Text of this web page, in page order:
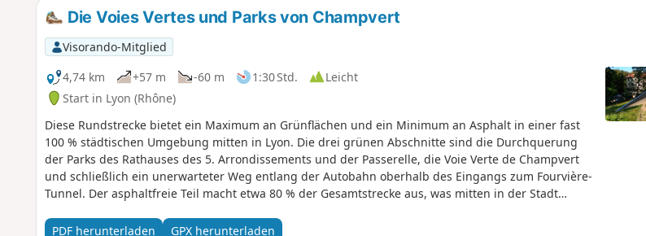
Die Voies Vertes und Parks von Champvert
Visorando-Mitglied
4,74 km
+57 m -60 m 1:30 Std.
Leicht
Start in Lyon (Rhône)
Diese Rundstrecke bietet ein Maximum an Grünflächen und ein Minimum an Asphalt in einer fast
100 % städtischen Umgebung mitten in Lyon. Die drei grünen Abschnitte sind die Durchquerung
der Parks des Rathauses des 5. Arrondissements und der Passerelle, die Voie Verte de Champvert
und schließlich ein unerwarteter Weg entlang der Autobahn oberhalb des Eingangs zum Fourvière-
Tunnel. Der asphaltfreie Teil macht etwa 80 % der Gesamtstrecke aus, was mitten in der Stadt
PDF herunterladen
GPX herunterladen